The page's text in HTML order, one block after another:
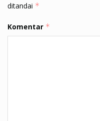
ditandai *
Komentar *